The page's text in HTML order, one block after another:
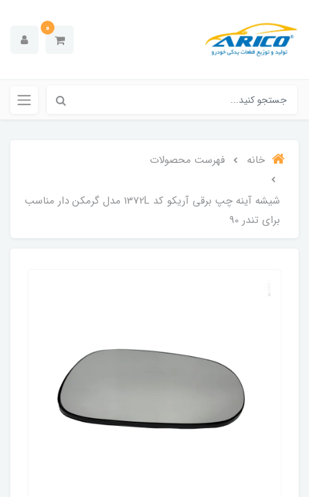
0
خانه فهرست محصولات
شیشه آینه چپ برقی آریکو کد 1372L مدل گرمکن دار مناسب
برای تندر 90